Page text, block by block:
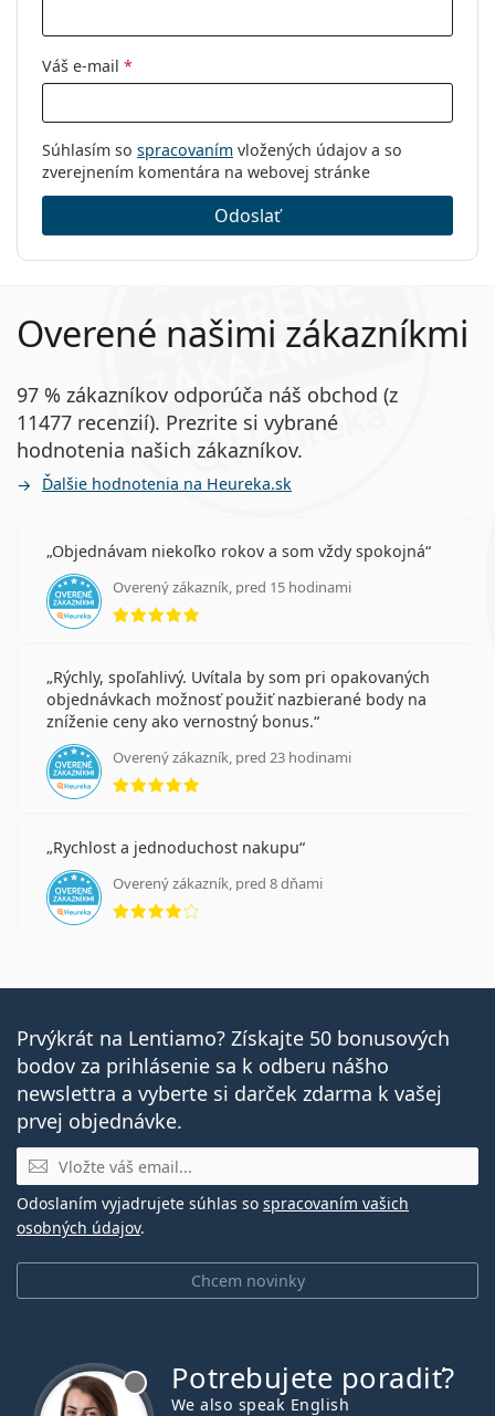
Váš e-mail *
Súhlasím so spracovaním vložených údajov a so
zverejnením komentára na webovej stránke
Odoslať
Overené našimi zákazníkmi
97 % zákazníkov odporúča náš obchod (z
11477 recenzií). Prezrite si vybrané
hodnotenia našich zákazníkov.
Ďalšie hodnotenia na Heureka.sk
Objednávam niekoľko rokov a som vždy spokojná
Overený zákazník, pred 15 hodinami
hodnotenie 5 z 5
Rýchly, spoľahlivý. Uvítala by som pri opakovaných
objednávkach možnosť použiť nazbierané body na
zníženie ceny ako vernostný bonus.
Overený zákazník, pred 23 hodinami
hodnotenie 5 z 5
Rychlost a jednoduchost nakupu
Overený zákazník, pred 8 dňami
hodnotenie 4 z 5
Prvýkrát na Lentiamo? Získajte 50 bonusových
bodov za prihlásenie sa k odberu nášho
newslettra a vyberte si darček zdarma k vašej
prvej objednávke.
E-mail
Chcem novinky
Odoslaním vyjadrujete súhlas so spracovaním vašich
osobných údajov.
Potrebujete poradiť?
We also speak English